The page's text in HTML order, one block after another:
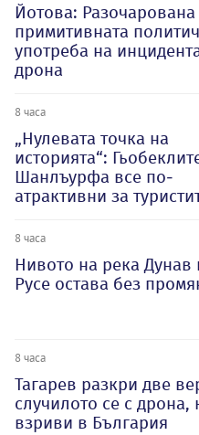
Йотова:
примитивната
употреба на
дрона
8 часа
„Нулевата точка на
историята“:
Шанлъурфа все по-
атрактивни за
8 часа
Нивото на река Дунав
Русе остава без
8 часа
Тагарев разкри две
случилото се с дрона,
взриви в България